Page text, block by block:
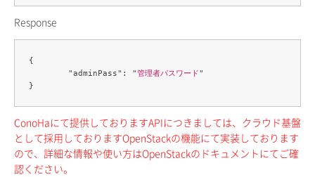
Response
{
	"adminPass": "
管理者パスワード"
ConoHaにて提供しておりますAPIにつきましては、クラウド基盤
として採用しておりますOpenStackの機能にて実装しております
ので、詳細な情報や使い方はOpenStackのドキュメントにてご確
認ください。